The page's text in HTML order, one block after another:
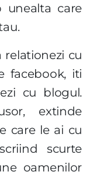
unealta care
relationezi cu
facebook, iti
cu blogul.
extinde
care le ai cu
scurte
oamenilor